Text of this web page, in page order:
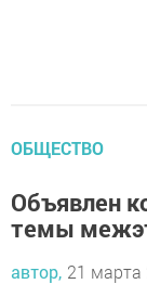
ОБЩЕСТВО
Объявлен
темы
автор, 21 марта